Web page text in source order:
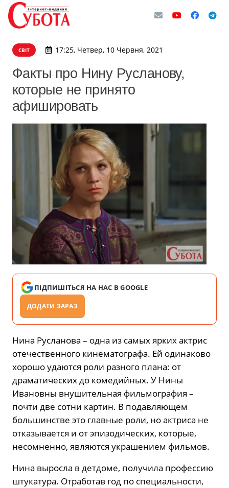
СВІТ 17:25, Четвер, 10 Червня, 2021
Факты про Нину Русланову,
которые не принято
афишировать
ПІДПИШІТЬСЯ НА НАС В GOOGLE
ДОДАТИ ЗАРАЗ
Нина Русланова – одна из самых ярких актрис
отечественного кинематографа. Ей одинаково
хорошо удаются роли разного плана: от
драматических до комедийных. У Нины
Ивановны внушительная фильмография –
почти две сотни картин. В подавляющем
большинстве это главные роли, но актриса не
отказывается и от эпизодических, которые,
несомненно, являются украшением фильмов.
Нина выросла в детдоме, получила профессию
штукатура. Отработав год по специальности,